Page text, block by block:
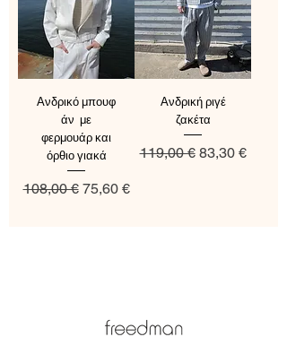
Ανδρικό μπουφ
άν με
φερμουάρ και
όρθιο γιακά
Regular Price
108,00 € Sale Price
75,60 €
Ανδρική ριγέ
ζακέτα
Regular Price
119,00 € Sale Price
83,30 €